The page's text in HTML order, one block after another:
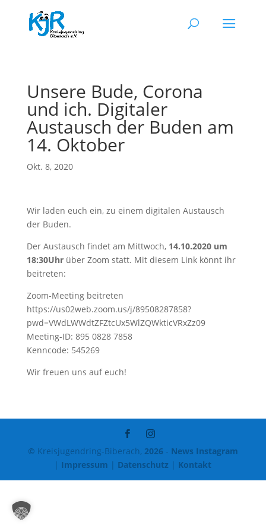
Unsere Bude, Corona
und ich. Digitaler
Austausch der Buden am
14. Oktober
Okt. 8, 2020
Wir laden euch ein, zu einem digitalen Austausch
der Buden.
Der Austausch findet am Mittwoch, 14.10.2020 um
18:30Uhrüber Zoom statt. Mit diesem Link könnt ihr
beitreten:
Zoom-Meeting beitreten
https://us02web.zoom.us/j/89508287858?
pwd=VWdLWWdtZFZtcUx5WlZQWkticVRxZz09
Meeting-ID: 895 0828 7858
Kenncode: 545269
Wir freuen uns auf euch!
© Kreisjugendring-Biberach, 2026- News Instagram
| Impressum | Datenschutz | Kontakt